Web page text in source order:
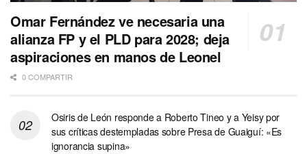
Omar Fernández ve necesaria una
alianza FP y el PLD para 2028; deja
aspiraciones en manos de Leonel
0 COMPARTIR
Osiris de León responde a Roberto Tineo y a Yeisy por
sus críticas destempladas sobre Presa de Guaiguí: «Es
ignorancia supina»